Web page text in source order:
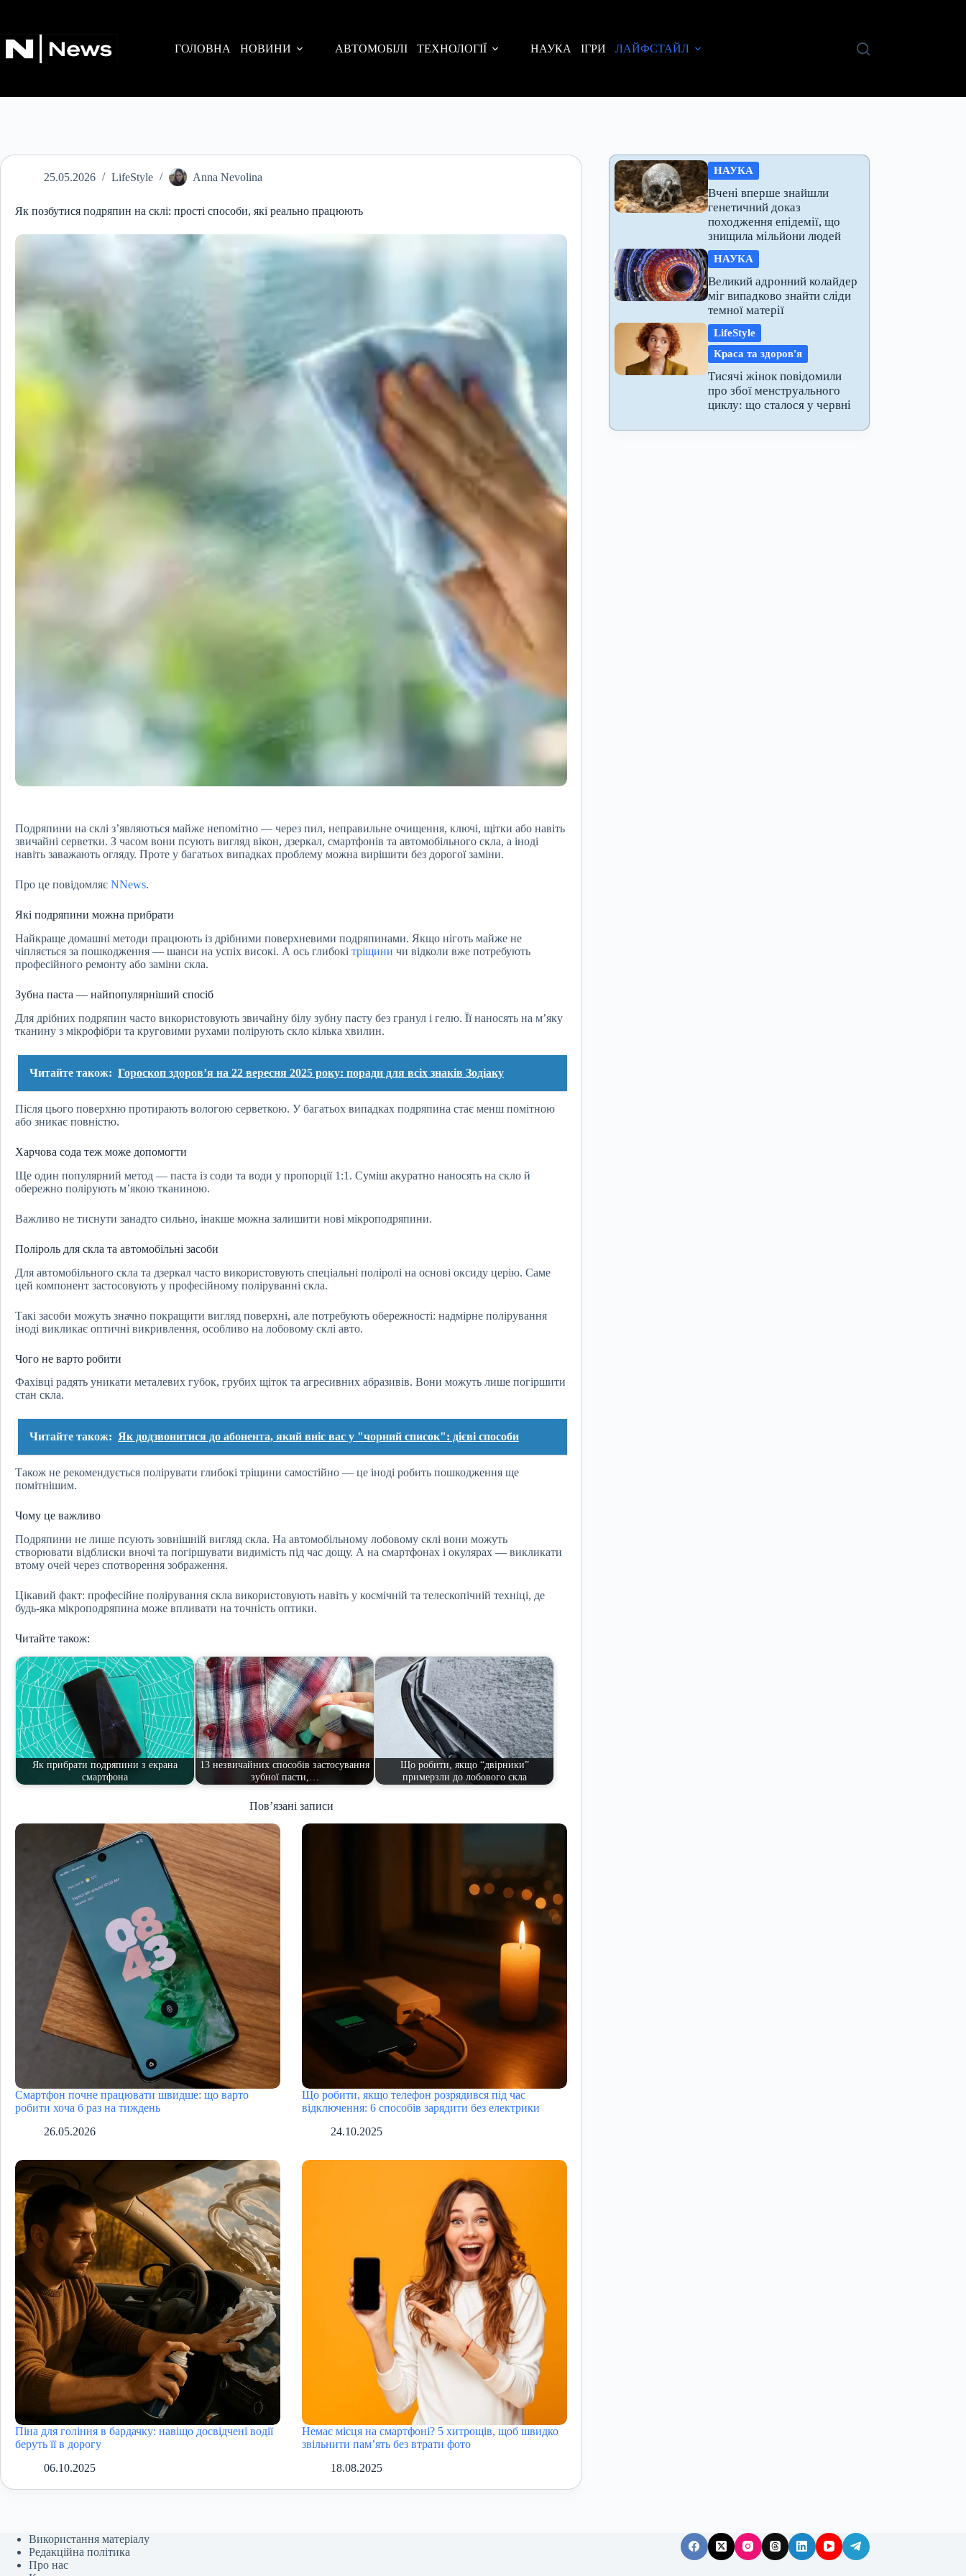
ГОЛОВНА
НОВИНИ АВТОМОБІЛІ ТЕХНОЛОГІЇ НАУКА ІГРИ ЛАЙФСТАЙЛ
25.05.2026 LifeStyle Anna Nevolina
Як позбутися подряпин на склі: прості способи, які реально працюють
Подряпини на склі з’являються майже непомітно — через пил, неправильне очищення, ключі, щітки або навіть
звичайні серветки. З часом вони псують вигляд вікон, дзеркал, смартфонів та автомобільного скла, а іноді
навіть заважають огляду. Проте у багатьох випадках проблему можна вирішити без дорогої заміни.
Про це повідомляє NNews.
Які подряпини можна прибрати
Найкраще домашні методи працюють із дрібними поверхневими подряпинами. Якщо ніготь майже не
чіпляється за пошкодження — шанси на успіх високі. А ось глибокі тріщини чи відколи вже потребують
професійного ремонту або заміни скла.
Зубна паста — найпопулярніший спосіб
Для дрібних подряпин часто використовують звичайну білу зубну пасту без гранул і гелю. Її наносять на м’яку
тканину з мікрофібри та круговими рухами полірують скло кілька хвилин.
Читайте також: Гороскоп здоров’я на 22 вересня 2025 року: поради для всіх знаків Зодіаку
Після цього поверхню протирають вологою серветкою. У багатьох випадках подряпина стає менш помітною
або зникає повністю.
Харчова сода теж може допомогти
Ще один популярний метод — паста із соди та води у пропорції 1:1. Суміш акуратно наносять на скло й
обережно полірують м’якою тканиною.
Важливо не тиснути занадто сильно, інакше можна залишити нові мікроподряпини.
Поліроль для скла та автомобільні засоби
Для автомобільного скла та дзеркал часто використовують спеціальні поліролі на основі оксиду церію. Саме
цей компонент застосовують у професійному поліруванні скла.
Такі засоби можуть значно покращити вигляд поверхні, але потребують обережності: надмірне полірування
іноді викликає оптичні викривлення, особливо на лобовому склі авто.
Чого не варто робити
Фахівці радять уникати металевих губок, грубих щіток та агресивних абразивів. Вони можуть лише погіршити
стан скла.
Читайте також: Як додзвонитися до абонента, який вніс вас у "чорний список": дієві способи
Також не рекомендується полірувати глибокі тріщини самостійно — це іноді робить пошкодження ще
помітнішим.
Чому це важливо
Подряпини не лише псують зовнішній вигляд скла. На автомобільному лобовому склі вони можуть
створювати відблиски вночі та погіршувати видимість під час дощу. А на смартфонах і окулярах — викликати
втому очей через спотворення зображення.
Цікавий факт: професійне полірування скла використовують навіть у космічній та телескопічній техніці, де
будь-яка мікроподряпина може впливати на точність оптики.
Читайте також:
Як прибрати подряпини з екрана
смартфона
13 незвичайних способів застосування
зубної пасти,…
Що робити, якщо “двірники”
примерзли до лобового скла
Пов’язані записи
Смартфон почне працювати швидше: що варто
робити хоча б раз на тиждень
26.05.2026
Що робити, якщо телефон розрядився під час
відключення: 6 способів зарядити без електрики
24.10.2025
Піна для гоління в бардачку: навіщо досвідчені водії
беруть її в дорогу
06.10.2025
Немає місця на смартфоні? 5 хитрощів, щоб швидко
звільнити пам’ять без втрати фото
18.08.2025
НАУКА
Вчені вперше знайшли
генетичний доказ
походження епідемії, що
знищила мільйони людей
НАУКА
Великий адронний колайдер
міг випадково знайти сліди
темної матерії
LifeStyle
Краса та здоров'я
Тисячі жінок повідомили
про збої менструального
циклу: що сталося у червні
Використання матеріалу
Редакційна політика
Про нас